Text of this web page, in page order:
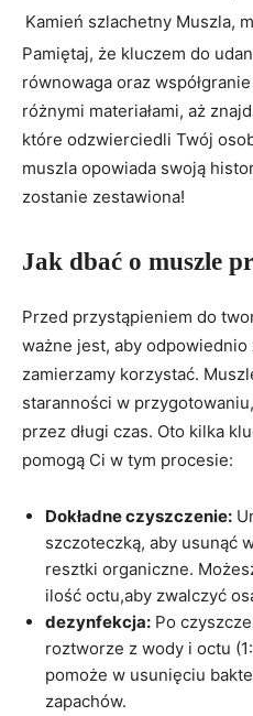
Kamień szlachetny Muszla,
Pamiętaj, że kluczem do
równowaga oraz
różnymi materiałami, aż
które odzwierciedli Twój
muszla opowiada swoją
zostanie zestawiona!
Jak dbać o muszle
Przed przystąpieniem do
ważne jest, aby odpowiednio
zamierzamy korzystać.
staranności w
przez długi czas. Oto kilka
pomogą Ci w tym procesie:
Dokładne czyszczenie:
szczoteczką, aby usunąć
resztki organiczne.
ilość octu,aby zwalczyć
dezynfekcja: Po
roztworze z wody i octu
pomoże w usunięciu
zapachów.